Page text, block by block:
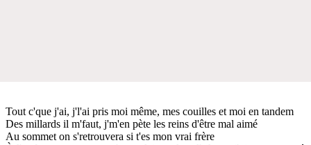
Tout c'que j'ai, j'l'ai pris moi même, mes couilles et moi en tandem
Des millards il m'faut, j'm'en pète les reins d'être mal aimé
Au sommet on s'retrouvera si t'es mon vrai frère